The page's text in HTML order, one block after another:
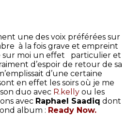
une des voix préférées sur
à la fois grave et empreint
sur moi un effet particulier et
d’espoir de retour de sa
d’une certaine
en effet les soirs où je me
duo avec R.kellyou les
avec Raphael Saadiq dont
album : Ready Now.